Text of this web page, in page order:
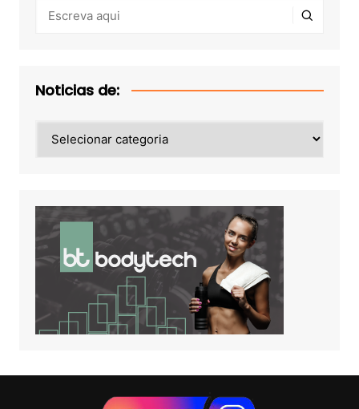
Noticias de:
de: